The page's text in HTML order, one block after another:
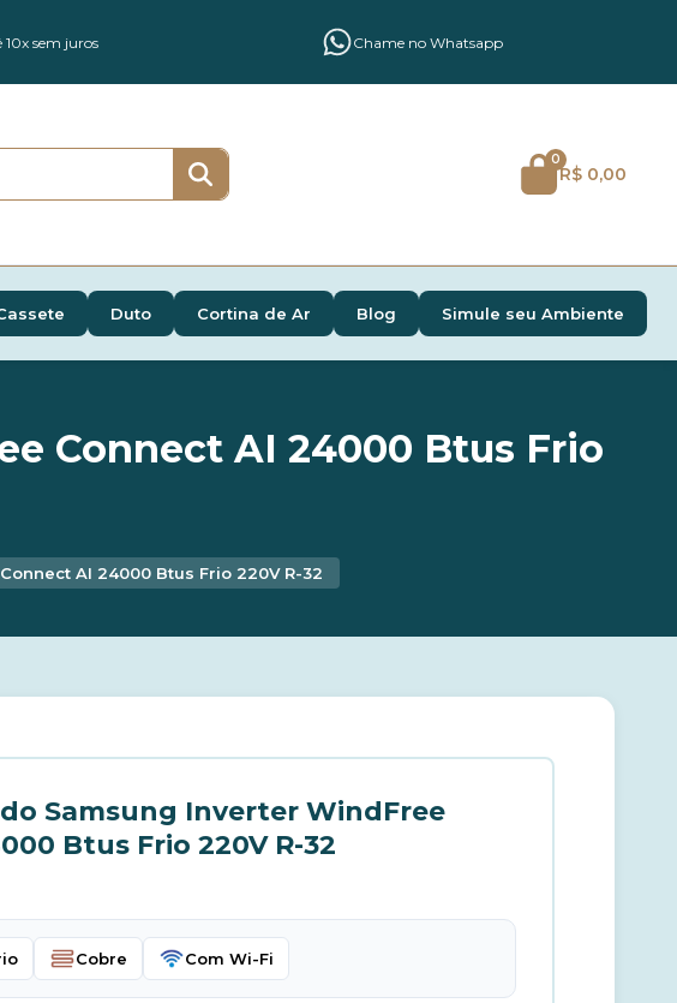
10x sem juros Chame no Whatsapp
0
R$ 0,00
Duto Cortina de Ar Blog Simule seu Ambiente
Connect AI 24000 Btus Frio
AI 24000 Btus Frio 220V R-32
Samsung Inverter WindFree
Btus Frio 220V R-32
Cobre Com Wi-Fi